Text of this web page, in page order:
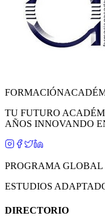
FORMACIÓN
TU FUTURO
AÑOS INNOVANDO
PROGRAMA GLOBAL
ESTUDIOS
DIRECTORIO